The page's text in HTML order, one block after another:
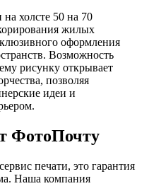
холсте 50 на 70
жилых
оформления
Возможность
рисунку открывает
позволяя
идеи и
ФотоПочту
печати, это гарантия
Наша компания